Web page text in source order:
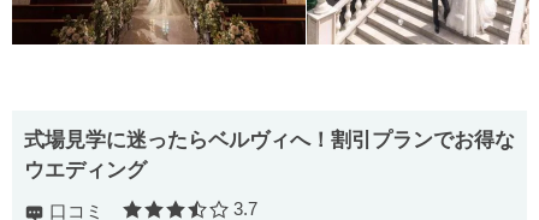
式場見学に迷ったらベルヴィへ！割引プランでお得な
ウエディング
口コミ
3.7